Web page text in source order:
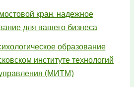
кран: надежное
для вашего бизнеса
образование
институте технологий
(МИТМ)